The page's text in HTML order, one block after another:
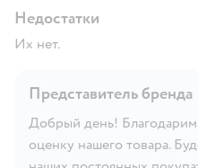
Недостатки
Их нет.
Представитель бренда
Добрый день!
оценку нашего товара.